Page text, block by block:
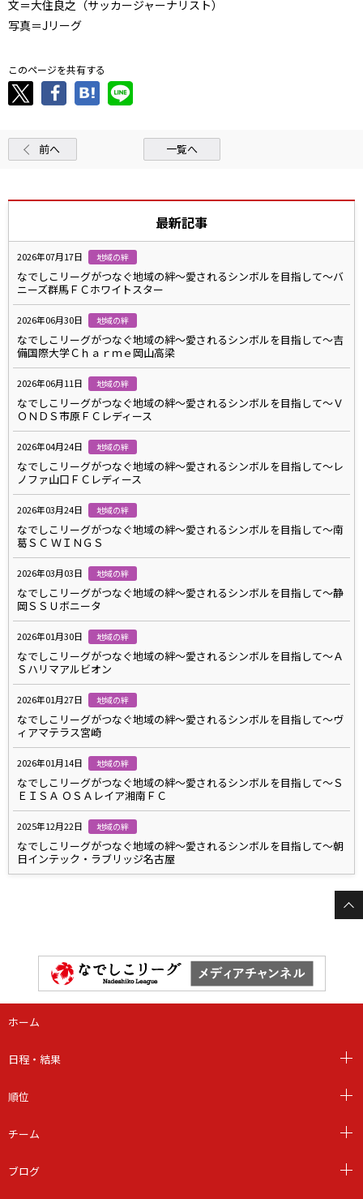
文＝大住良之（サッカージャーナリスト）
写真＝Jリーグ
このページを共有する
前へ 一覧へ
最新記事
2026年07月17日 地域の絆
なでしこリーグがつなぐ地域の絆～愛されるシンボルを目指して～バ
ニーズ群馬ＦＣホワイトスター
2026年06月30日 地域の絆
なでしこリーグがつなぐ地域の絆～愛されるシンボルを目指して～吉
備国際大学Ｃｈａｒｍｅ岡山高梁
2026年06月11日 地域の絆
なでしこリーグがつなぐ地域の絆～愛されるシンボルを目指して～Ｖ
ＯＮＤＳ市原ＦＣレディース
2026年04月24日 地域の絆
なでしこリーグがつなぐ地域の絆～愛されるシンボルを目指して～レ
ノファ山口ＦＣレディース
2026年03月24日 地域の絆
なでしこリーグがつなぐ地域の絆～愛されるシンボルを目指して～南
葛ＳＣ ＷＩＮＧＳ
2026年03月03日 地域の絆
なでしこリーグがつなぐ地域の絆～愛されるシンボルを目指して～静
岡ＳＳＵボニータ
2026年01月30日 地域の絆
なでしこリーグがつなぐ地域の絆～愛されるシンボルを目指して～Ａ
Ｓハリマアルビオン
2026年01月27日 地域の絆
なでしこリーグがつなぐ地域の絆～愛されるシンボルを目指して～ヴ
ィアマテラス宮崎
2026年01月14日 地域の絆
なでしこリーグがつなぐ地域の絆～愛されるシンボルを目指して～Ｓ
ＥＩＳＡ ＯＳＡレイア湘南ＦＣ
2025年12月22日 地域の絆
なでしこリーグがつなぐ地域の絆～愛されるシンボルを目指して～朝
日インテック・ラブリッジ名古屋
ホーム
日程・結果
順位
チーム
ブログ